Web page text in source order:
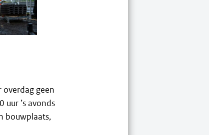
overdag geen
’s avonds
bouwplaats,